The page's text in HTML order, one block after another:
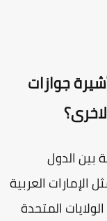
جوازات
الدول
العربية
المتحدة